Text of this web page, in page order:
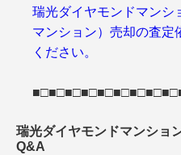
瑞光ダイヤモンドマンシ
マンション）売却の査定
ください。
瑞光ダイヤモンドマンショ
Q&A